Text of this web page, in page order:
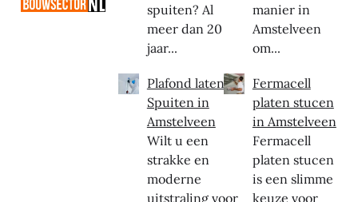
spuiten? Al
meer dan 20
jaar...
Plafond laten
Spuiten in
Amstelveen
Wilt u een
strakke en
moderne
uitstraling voor
manier in
Amstelveen
om...
Fermacell
platen stucen
in Amstelveen
Fermacell
platen stucen
is een slimme
keuze voor